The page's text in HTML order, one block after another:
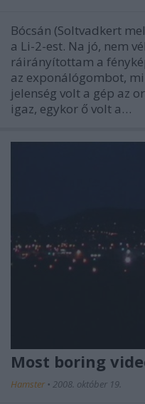
Bócsán (Soltvadkert
a Li-2-est. Na jó, nem
ráirányítottam a
az exponálógombot,
jelenség volt a gép az
igaz, egykor ő volt a…
Most boring
Hamster • 2008. október 19.